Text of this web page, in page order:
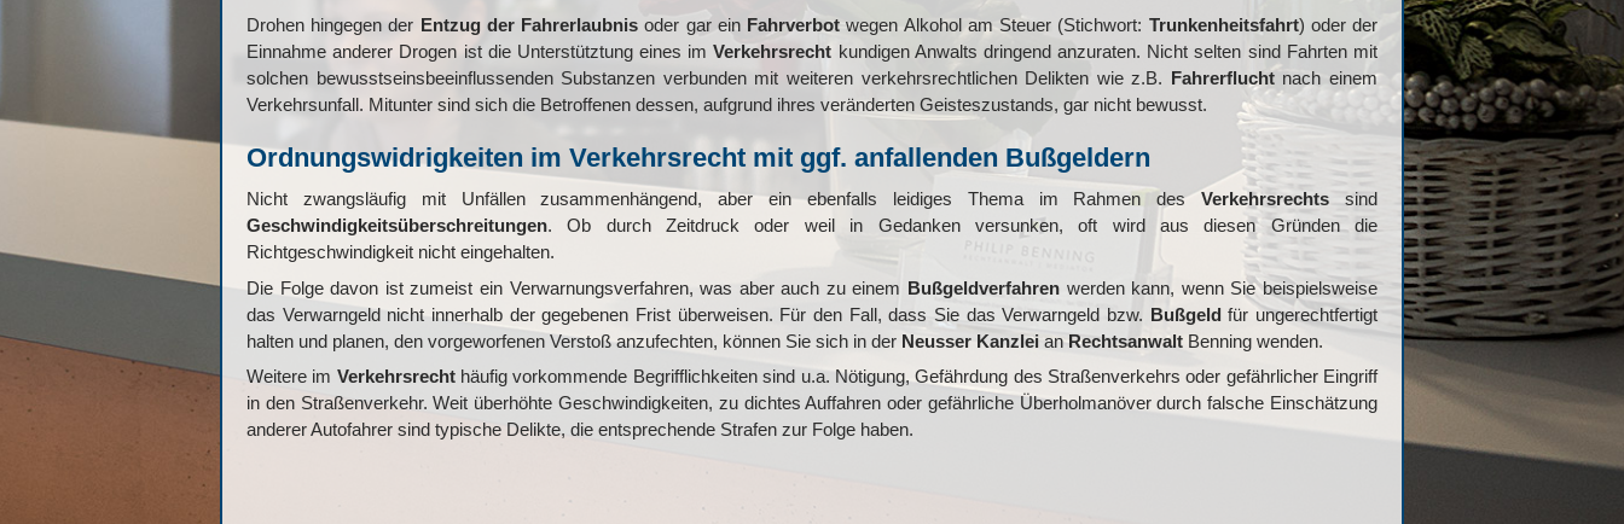
Drohen hingegen der Entzug der Fahrerlaubnis oder gar ein Fahrverbot wegen Alkohol am Steuer (Stichwort: Trunkenheitsfahrt) oder der
Einnahme anderer Drogen ist die Unterstütztung eines imVerkehrsrecht kundigen Anwalts dringend anzuraten. Nicht selten sind Fahrten mit
solchen bewusstseinsbeeinflussenden Substanzen verbunden mit weiteren verkehrsrechtlichen Delikten wie z.B. Fahrerfluchtnach einem
Verkehrsunfall. Mitunter sind sich die Betroffenen dessen, aufgrund ihres veränderten Geisteszustands, gar nicht bewusst.
Ordnungswidrigkeiten im Verkehrsrecht mit ggf. anfallenden Bußgeldern
Nicht zwangsläufig mit Unfällen zusammenhängend, aber ein ebenfalls leidiges Thema im Rahmen desVerkehrsrechts sind
Geschwindigkeitsüberschreitungen. Ob durch Zeitdruck oder weil in Gedanken versunken, oft wird aus diesen Gründen die
Richtgeschwindigkeit nicht eingehalten.
Die Folge davon ist zumeist ein Verwarnungsverfahren, was aber auch zu einem Bußgeldverfahren werden kann, wenn Sie beispielsweise
das Verwarngeld nicht innerhalb der gegebenen Frist überweisen. Für den Fall, dass Sie das Verwarngeld bzw. Bußgeldfür ungerechtfertigt
halten und planen, den vorgeworfenen Verstoß anzufechten, können Sie sich in der Neusser Kanzlei anRechtsanwalt Benning wenden.
Weitere im Verkehrsrechthäufig vorkommende Begrifflichkeiten sind u.a. Nötigung, Gefährdung des Straßenverkehrs oder gefährlicher Eingriff
in den Straßenverkehr. Weit überhöhte Geschwindigkeiten, zu dichtes Auffahren oder gefährliche Überholmanöver durch falsche Einschätzung
anderer Autofahrer sind typische Delikte, die entsprechende Strafen zur Folge haben.